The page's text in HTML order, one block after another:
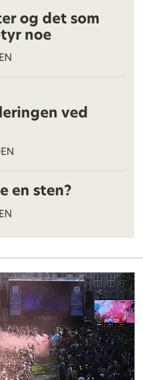
og det som
noe
ved
en sten?